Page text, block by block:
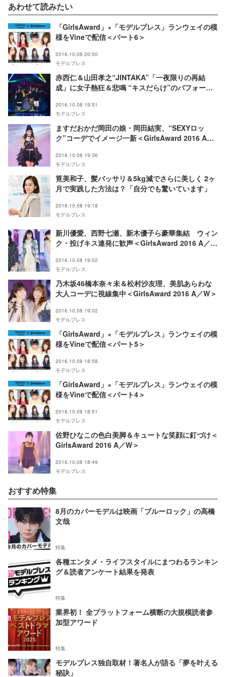
あわせて読みたい
「GirlsAward」×「モデルプレス」ランウェイの模
様をVineで配信＜パート6＞
2016.10.08 20:00
モデルプレス
赤西仁＆山田孝之“JINTAKA”「一夜限りの再結
成」に女子熱狂＆悲鳴 “キスだらけ”のパフォーマ
2016.10.08 19:51
モデルプレス
ますだおかだ岡田の娘・岡田結実、“SEXYロッ
ク”コーデでイメージ一新＜GirlsAward 2016 A／
2016.10.08 19:36
モデルプレス
筧美和子、髪バッサリ＆5kg減でさらに美しく 2ヶ
月で実践した方法は？「自分でも驚いています」
2016.10.08 19:18
モデルプレス
新川優愛、西野七瀬、新木優子ら豪華集結 ウィン
ク・投げキス連発に歓声＜GirlsAward 2016 A／W
2016.10.08 19:02
モデルプレス
乃木坂46橋本奈々未＆松村沙友理、美肌あらわな
大人コーデに視線集中＜GirlsAward 2016 A／W＞
2016.10.08 19:02
モデルプレス
「GirlsAward」×「モデルプレス」ランウェイの模
様をVineで配信＜パート5＞
2016.10.08 18:58
モデルプレス
「GirlsAward」×「モデルプレス」ランウェイの模
様をVineで配信＜パート4＞
2016.10.08 18:51
モデルプレス
佐野ひなこの色白美脚＆キュートな笑顔に釘づけ＜
GirlsAward 2016 A／W＞
2016.10.08 18:49
モデルプレス
おすすめ特集
8月のカバーモデルは映画「ブルーロック」の高橋
文哉
特集
各種エンタメ・ライフスタイルにまつわるランキン
グ＆読者アンケート結果を発表
特集
業界初！ 全プラットフォーム横断の大規模読者参
加型アワード
特集
モデルプレス独自取材！著名人が語る「夢を叶える
秘訣」